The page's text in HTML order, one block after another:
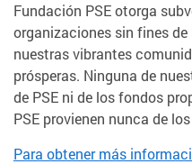
Fundación PSE otorga
organizaciones sin fines
nuestras vibrantes
prósperas. Ninguna de
de PSE ni de los fondos
PSE provienen nunca de
Para obtener más